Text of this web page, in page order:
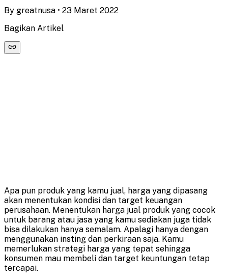
By greatnusa • 23 Maret 2022
Bagikan Artikel
Apa pun produk yang kamu jual, harga yang dipasang
akan menentukan kondisi dan target keuangan
perusahaan. Menentukan harga jual produk yang cocok
untuk barang atau jasa yang kamu sediakan juga tidak
bisa dilakukan hanya semalam. Apalagi hanya dengan
menggunakan insting dan perkiraan saja. Kamu
memerlukan strategi harga yang tepat sehingga
konsumen mau membeli dan target keuntungan tetap
tercapai.